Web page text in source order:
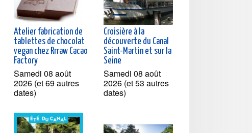
Atelier fabrication de
tablettes de chocolat
vegan chez Rrraw Cacao
Factory
Samedi 08 août
2026 (et 69 autres
dates)
Croisière à la
découverte du Canal
Saint-Martin et sur la
Seine
Samedi 08 août
2026 (et 53 autres
dates)